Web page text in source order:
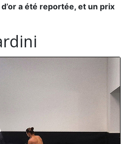
a été reportée, et un prix